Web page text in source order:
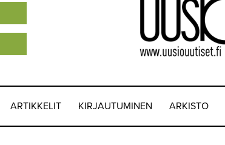
ARTIKKELIT KIRJAUTUMINEN ARKISTO